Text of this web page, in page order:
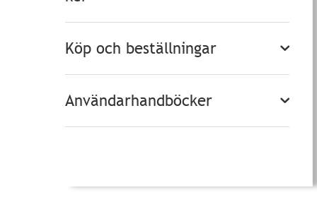
Köp och beställningar
Användarhandböcker